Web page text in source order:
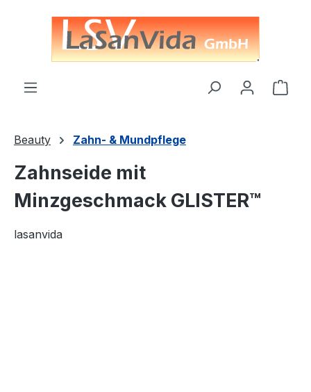
springen
Beauty Zahn- & Mundpflege
Zahnseide mit
Minzgeschmack GLISTER™
lasanvida